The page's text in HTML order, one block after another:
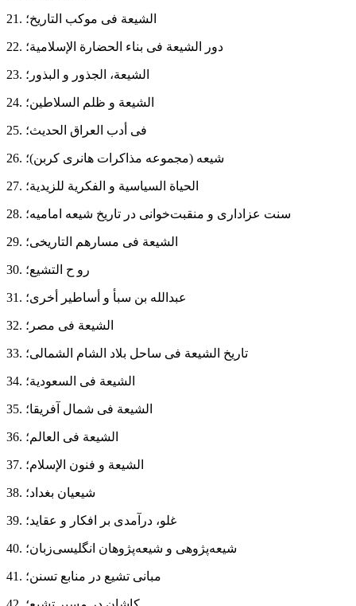
21. الشیعة فی موكب التاریخ؛
22. دور الشیعة فی بناء الحضارة الإسلامیة؛
23. الشیعة، الجذور و البذور؛
24. الشیعة و ظلم السلاطین؛
25. فی أدب العراق الحدیث؛
26. شیعه (مجموعه مذاکرات هانری کربن)؛
27. الحیاة السیاسیة و الفكریة للزیدیة؛
28. سنت عزاداری و منقبت‌خوانی در تاریخ شیعه امامیه؛
29. الشیعة فی مسارهم التاریخی؛
30. رو ح التشیع؛
31. عبدالله بن سبأ و أساطیر أخری؛
32. الشیعة فی مصر؛
33. تاریخ الشیعة فی ساحل بلاد الشام الشمالی؛
34. الشیعة فی السعودیة؛
35. الشیعة فی شمال آفریقا؛
36. الشیعة فی العالم؛
37. الشیعة و فنون الإسلام؛
38. شیعیان بغداد؛
39. غلو، درآمدی بر افکار و عقاید؛
40. شیعه‌پژوهی و شیعه‌پژوهان انگلیسی‌زبان؛
41. مبانی تشیع در منابع تسنن؛